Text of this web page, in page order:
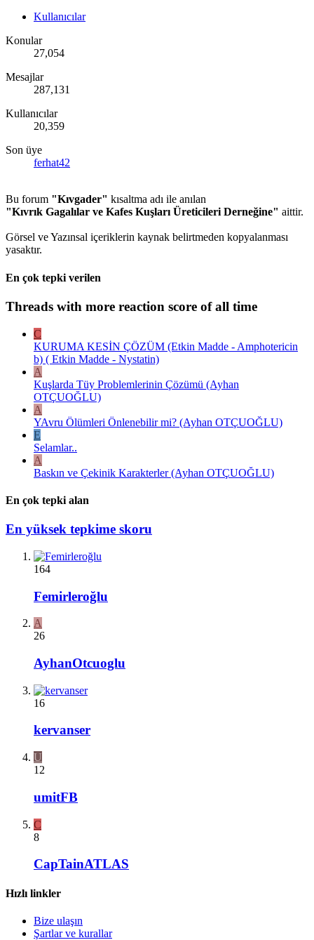
Kullanıcılar
Konular
27,054
Mesajlar
287,131
Kullanıcılar
20,359
Son üye
ferhat42
Bu forum "Kıvgader" kısaltma adı ile anılan
"Kıvrık Gagalılar ve Kafes Kuşları Üreticileri Derneğine" aittir.
Görsel ve Yazınsal içeriklerin kaynak belirtmeden kopyalanması
yasaktır.
En çok tepki verilen
Threads with more reaction score of all time
C
KURUMA KESİN ÇÖZÜM (Etkin Madde - Amphotericin
b) ( Etkin Madde - Nystatin)
A
Kuşlarda Tüy Problemlerinin Çözümü (Ayhan
OTÇUOĞLU)
A
YAvru Ölümleri Önlenebilir mi? (Ayhan OTÇUOĞLU)
E
Selamlar..
A
Baskın ve Çekinik Karakterler (Ayhan OTÇUOĞLU)
En çok tepki alan
En yüksek tepkime skoru
164
Femirleroğlu
A
26
AyhanOtcuoglu
16
kervanser
U
12
umitFB
C
8
CapTainATLAS
Hızlı linkler
Bize ulaşın
Şartlar ve kurallar